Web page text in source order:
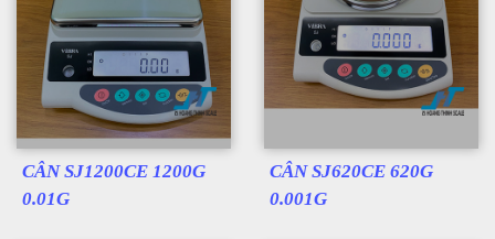
CÂN SJ1200CE 1200G
0.01G
CÂN SJ620CE 620G
0.001G